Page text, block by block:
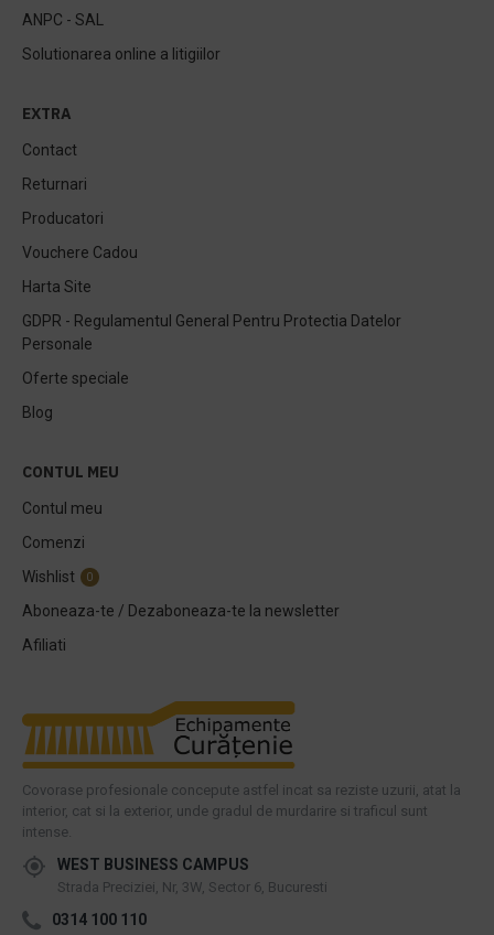
ANPC - SAL
Solutionarea online a litigiilor
EXTRA
Contact
Returnari
Producatori
Vouchere Cadou
Harta Site
GDPR - Regulamentul General Pentru Protectia Datelor
Personale
Oferte speciale
Blog
CONTUL MEU
Contul meu
Comenzi
Wishlist
0
Aboneaza-te / Dezaboneaza-te la newsletter
Afiliati
Covorase profesionale concepute astfel incat sa reziste uzurii, atat la
interior, cat si la exterior, unde gradul de murdarire si traficul sunt
intense.
WEST BUSINESS CAMPUS
Strada Preciziei, Nr, 3W, Sector 6, Bucuresti
0314 100 110